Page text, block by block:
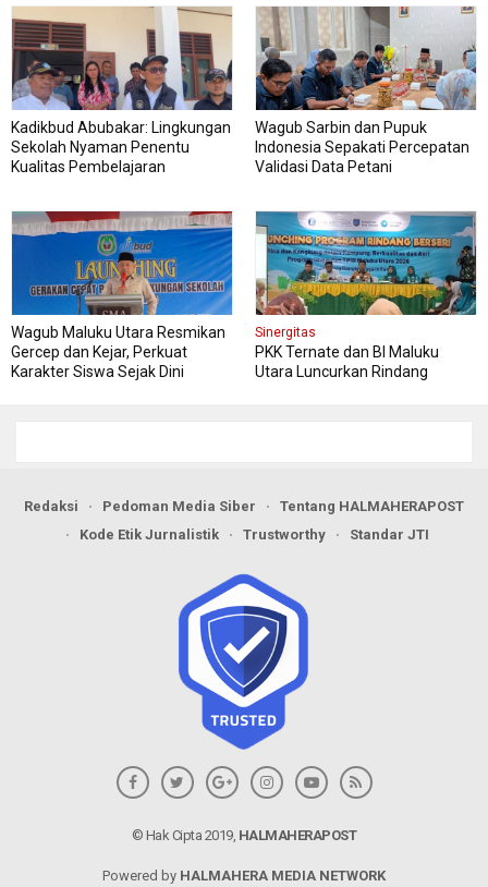
Kadikbud Abubakar: Lingkungan
Sekolah Nyaman Penentu
Kualitas Pembelajaran
Wagub Sarbin dan Pupuk
Indonesia Sepakati Percepatan
Validasi Data Petani
Wagub Maluku Utara Resmikan
Gercep dan Kejar, Perkuat
Karakter Siswa Sejak Dini
Sinergitas
PKK Ternate dan BI Maluku
Utara Luncurkan Rindang
Redaksi Pedoman Media Siber
Tentang HALMAHERAPOST
Kode Etik Jurnalistik
Trustworthy Standar JTI
© Hak Cipta 2019, HALMAHERAPOST
Powered by HALMAHERA MEDIA NETWORK